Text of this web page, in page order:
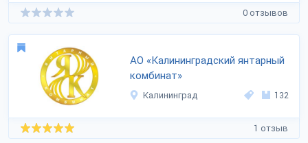
0 отзывов
АО «Калининградский янтарный
комбинат»
Калининград 132
1 отзыв